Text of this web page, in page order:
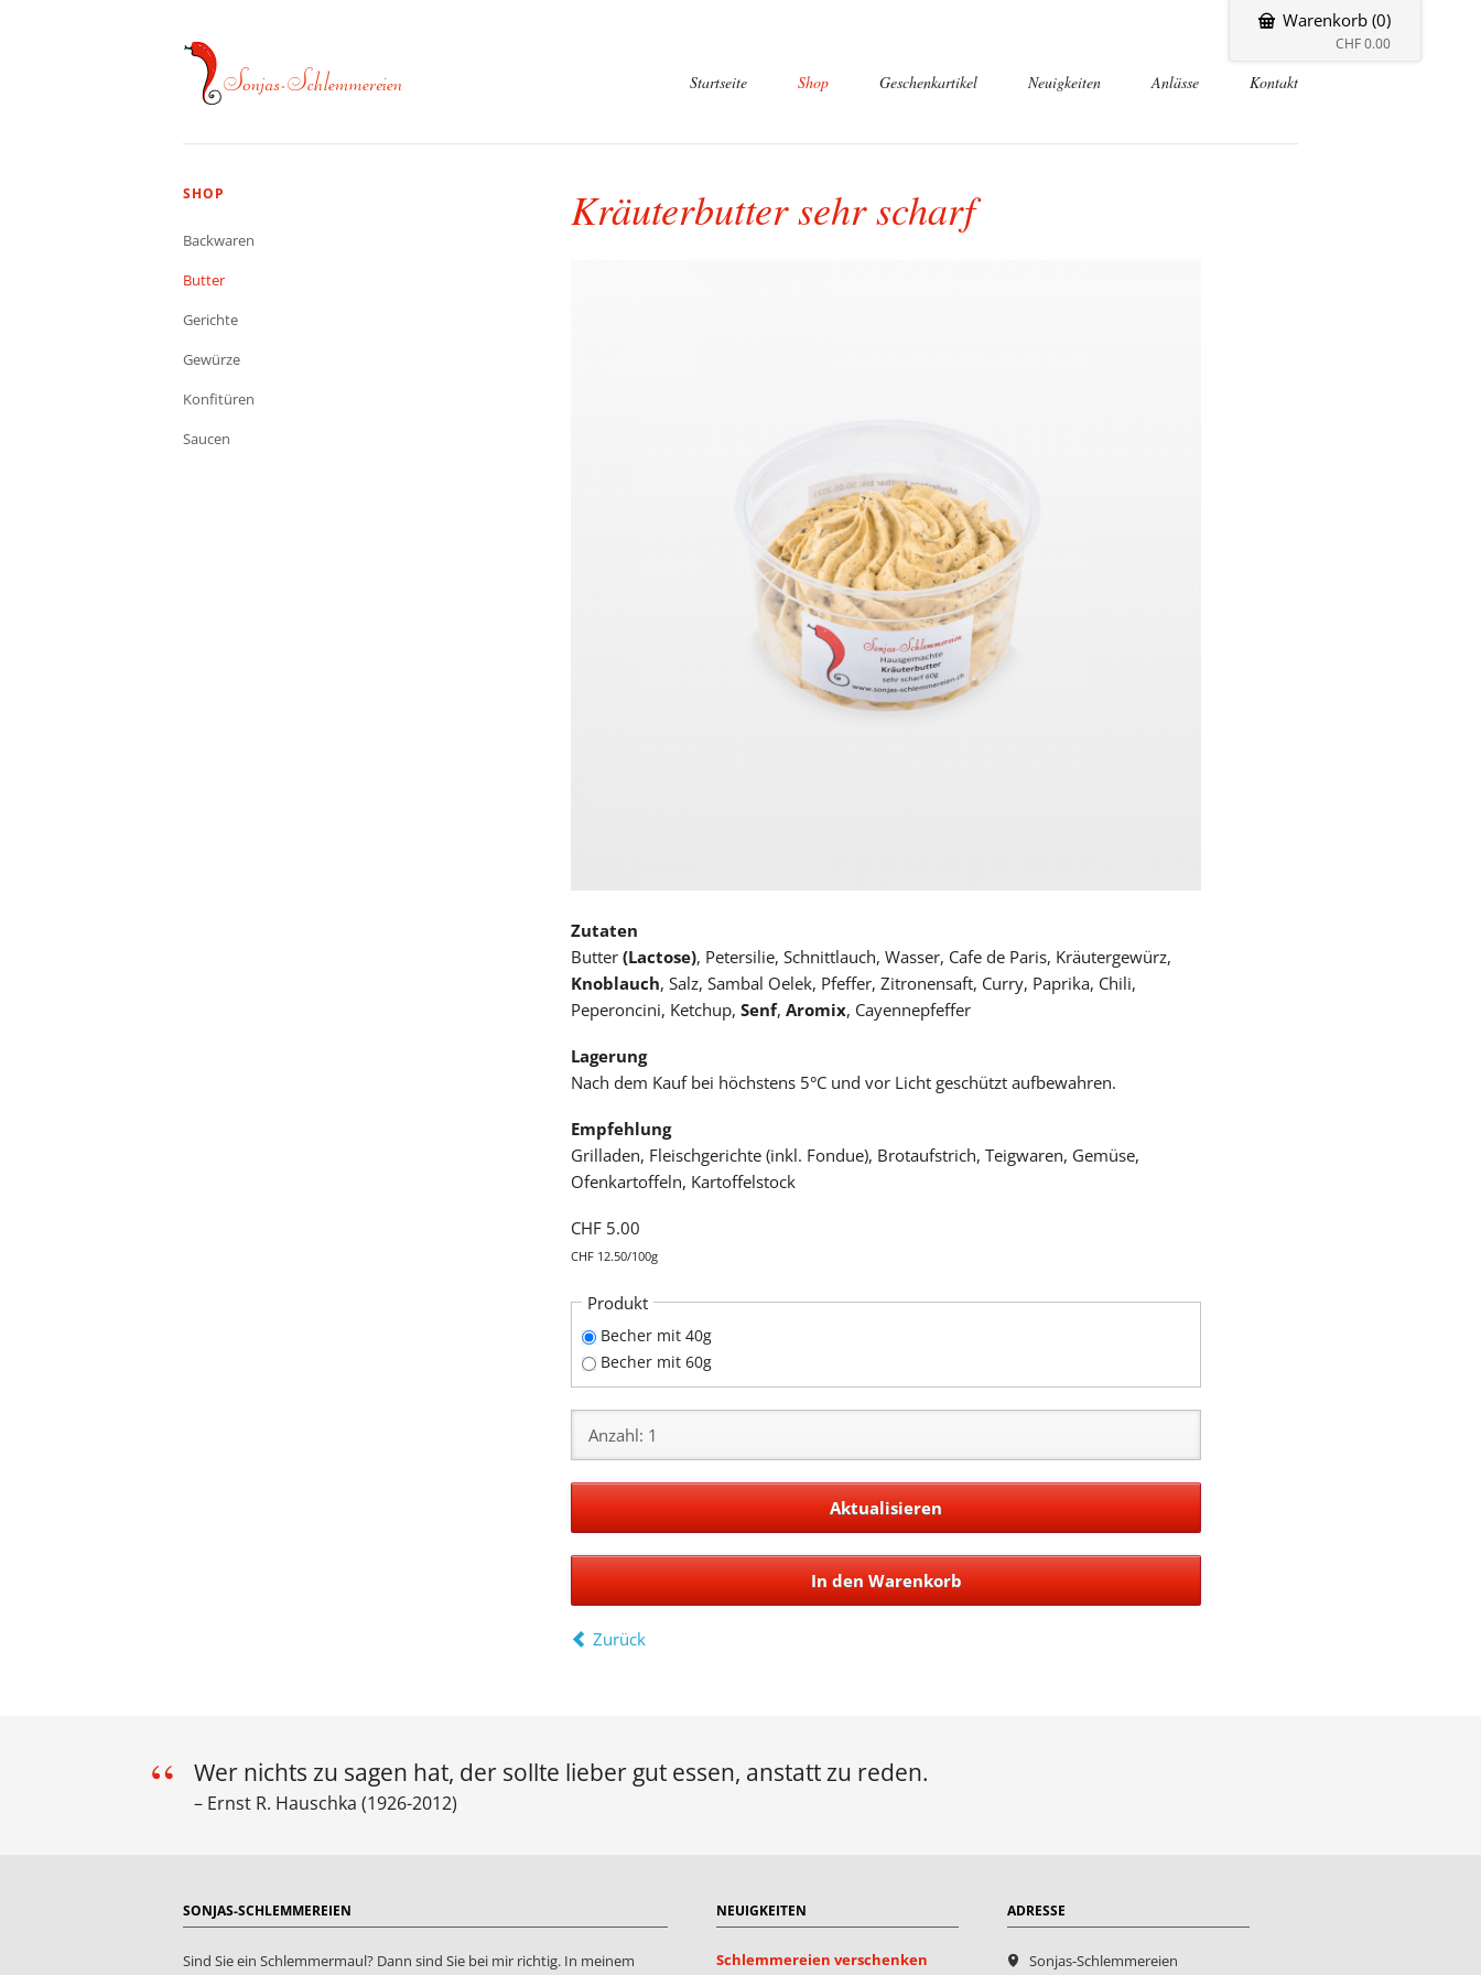
NavigationStartseite Shop Geschenkartikel Neuigkeiten Anlässe Kontakt
Warenkorb (0)
CHF0.00
Kräuterbutter sehr scharf
Zutaten
Butter (Lactose), Petersilie, Schnittlauch, Wasser, Cafe de Paris, Kräutergewürz,
Knoblauch, Salz, Sambal Oelek, Pfeffer, Zitronensaft, Curry, Paprika, Chili,
Peperoncini, Ketchup, Senf, Aromix, Cayennepfeffer
Lagerung
Nach dem Kauf bei höchstens 5°C und vor Licht geschützt aufbewahren.
Empfehlung
Grilladen, Fleischgerichte (inkl. Fondue), Brotaufstrich, Teigwaren, Gemüse,
Ofenkartoffeln, Kartoffelstock
CHF 5.00
CHF 12.50/100g
Pflichtfeld
Produkt
Becher mit 40g
Becher mit 60g
Zurück
Navigation
SHOP
Backwaren
Butter
Gerichte
Gewürze
Konfitüren
Saucen
Wer nichts zu sagen hat, der sollte lieber gut essen, anstatt zu reden.
Ernst R. Hauschka (1926-2012)
SONJAS-SCHLEMMEREIEN
Sind Sie ein Schlemmermaul? Dann sind Sie bei mir richtig. In meinem
NEUIGKEITEN
Schlemmereien verschenken
ADRESSE
Sonjas-Schlemmereien